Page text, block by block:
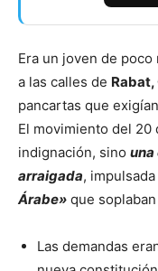
Era un joven de
a las calles de
pancartas que exigían
El movimiento del 20
indignación, sino
arraigada,
Árabe» que
Las demandas